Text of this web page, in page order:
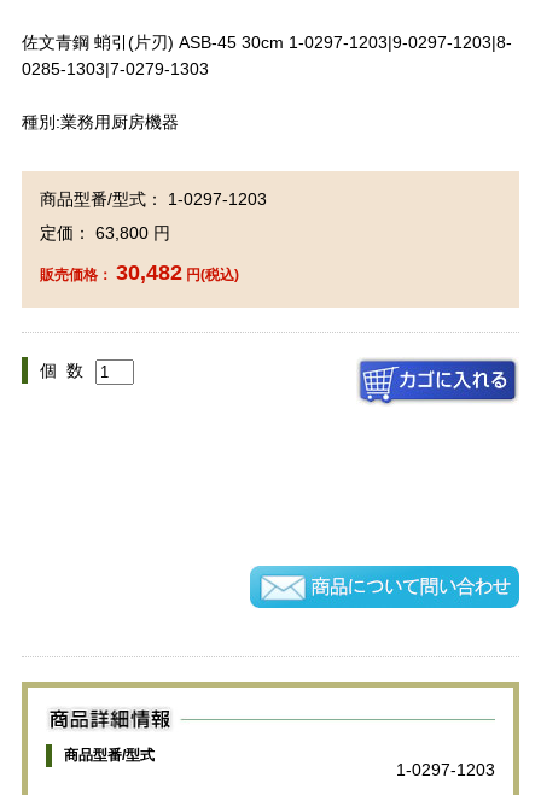
佐文青鋼 蛸引(片刃) ASB-45 30cm 1-0297-1203|9-0297-1203|8-
0285-1303|7-0279-1303
種別:業務用厨房機器
商品型番/型式： 1-0297-1203
定価： 63,800 円
販売価格： 30,482円(税込)
個 数
商品型番/型式
1-0297-1203